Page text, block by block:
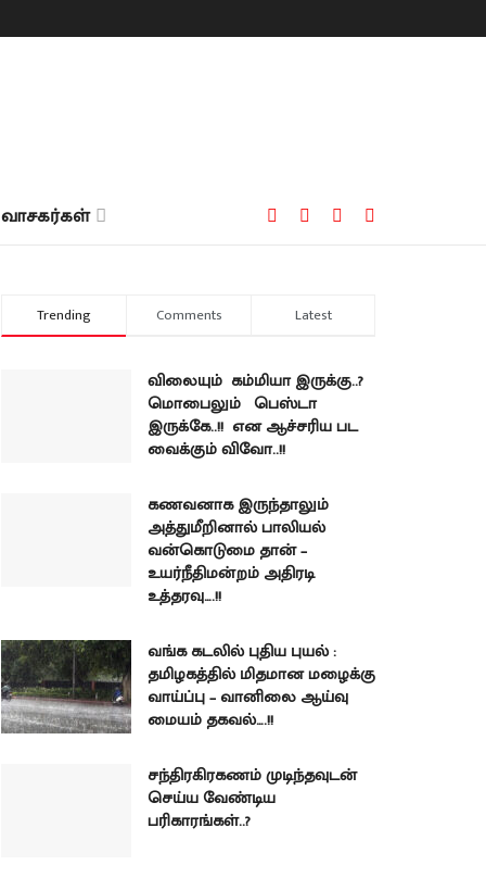
வாசகர்கள்
Trending Comments Latest
விலையும் கம்மியா இருக்கு..?
மொபைலும் பெஸ்டா
இருக்கே..!! என ஆச்சரிய பட
வைக்கும் விவோ..!!
கணவனாக இருந்தாலும்
அத்துமீறினால் பாலியல்
வன்கொடுமை தான் –
உயர்நீதிமன்றம் அதிரடி
உத்தரவு….!!
வங்க கடலில் புதிய புயல் :
தமிழகத்தில் மிதமான மழைக்கு
வாய்ப்பு – வானிலை ஆய்வு
மையம் தகவல்….!!
சந்திரகிரகணம் முடிந்தவுடன்
செய்ய வேண்டிய
பரிகாரங்கள்..?